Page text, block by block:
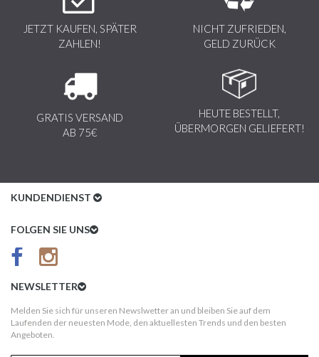
JETZT KAUFEN, SPÄTER
ZAHLEN!
NICHT ZUFRIEDEN,
GELD ZURÜCK
GRATIS VERSAND
AB 75€
HEUTE BESTELLT,
ÜBERMORGEN GELIEFERT!
KUNDENDIENST
Kundenservice
AGB
Kundeninformationen
FOLGEN SIE UNS
NEWSLETTER
Melden Sie sich für unseren Newslwetter an und bleiben Sie auf dem
Laufenden der neuesten Mode, den aktuellesten Trends und den besten
Angeboten.